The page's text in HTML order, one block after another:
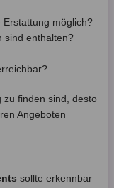
Erstattung möglich?
sind enthalten?
zu finden sind, desto
Angeboten
sollte erkennbar